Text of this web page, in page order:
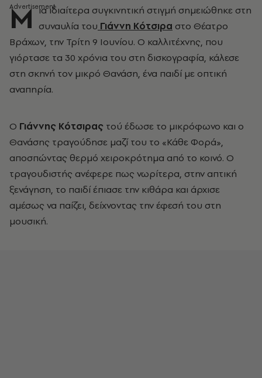
Μ ια ιδιαίτερα συγκινητική στιγμή σημειώθηκε στη
συναυλία του Γιάννη Κότσιρα στο Θέατρο
Βράχων, την Τρίτη 9 Ιουνίου. Ο καλλιτέχνης, που
γιόρτασε τα 30 χρόνια του στη δισκογραφία, κάλεσε
στη σκηνή τον μικρό Θανάση, ένα παιδί με οπτική
αναπηρία.
Ο Γιάννης Κότσιρας τού έδωσε το μικρόφωνο και ο
Θανάσης τραγούδησε μαζί του το «Κάθε Φορά»,
αποσπώντας θερμό χειροκρότημα από το κοινό. Ο
τραγουδιστής ανέφερε πως νωρίτερα, στην απτική
ξενάγηση, το παιδί έπιασε την κιθάρα και άρχισε
αμέσως να παίζει, δείχνοντας την έφεσή του στη
μουσική.